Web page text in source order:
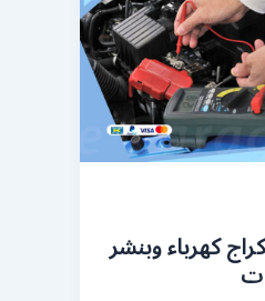
الوفرة 99007355 كراج كهرباء وبنشر